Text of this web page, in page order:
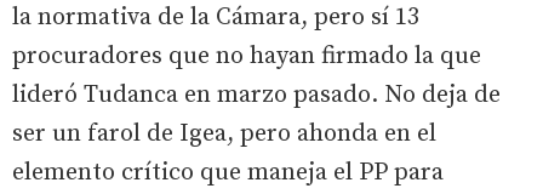
la normativa de la Cámara, pero sí 13
procuradores que no hayan firmado la que
lideró Tudanca en marzo pasado. No deja de
ser un farol de Igea, pero ahonda en el
elemento crítico que maneja el PP para